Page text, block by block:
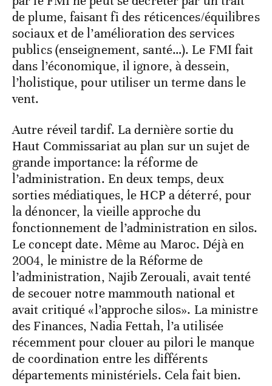
de plume, faisant fi des réticences/équilibres
sociaux et de l’amélioration des services
publics (enseignement, santé…). Le FMI fait
dans l’économique, il ignore, à dessein,
l’holistique, pour utiliser un terme dans le
vent.
Autre réveil tardif. La dernière sortie du
Haut Commissariat au plan sur un sujet de
grande importance: la réforme de
l’administration. En deux temps, deux
sorties médiatiques, le HCP a déterré, pour
la dénoncer, la vieille approche du
fonctionnement de l’administration en silos.
Le concept date. Même au Maroc. Déjà en
2004, le ministre de la Réforme de
l’administration, Najib Zerouali, avait tenté
de secouer notre mammouth national et
avait critiqué «l’approche silos». La ministre
des Finances, Nadia Fettah, l’a utilisée
récemment pour clouer au pilori le manque
de coordination entre les différents
départements ministériels. Cela fait bien.